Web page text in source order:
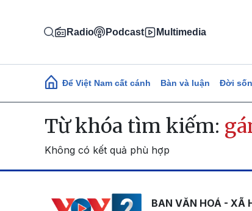
Radio Podcast Multimedia
Main navigation
Để Việt Nam cất cánh Bàn và luận Đời
Từ khóa tìm kiếm:
Không có kết quả phù hợp
BAN VĂN HOÁ - XÃ